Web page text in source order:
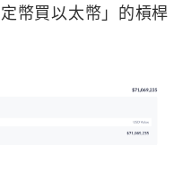
幣買以太幣」的槓桿